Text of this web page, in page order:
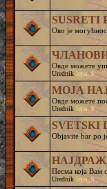
SUSRETI
Ово је
Овде можете
Urednik lepa_S
МОЈА
Овде можете
Urednik lepa_S
SVETSKI
Objavite bar po
Песма која Вам
Urednik lepa_S